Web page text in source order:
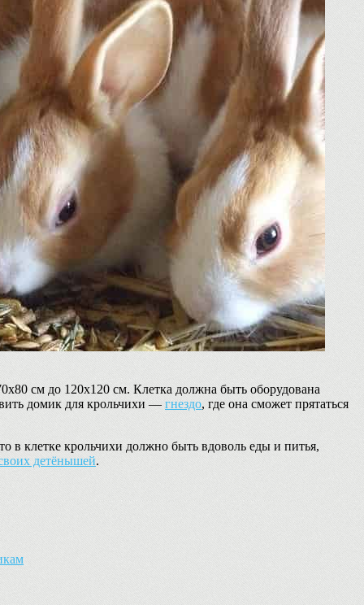
см до 120х120 см. Клетка должна быть оборудована
домик для крольчихи — гнездо, где она сможет прятаться
в клетке крольчихи должно быть вдоволь еды и питья,
детёнышей.